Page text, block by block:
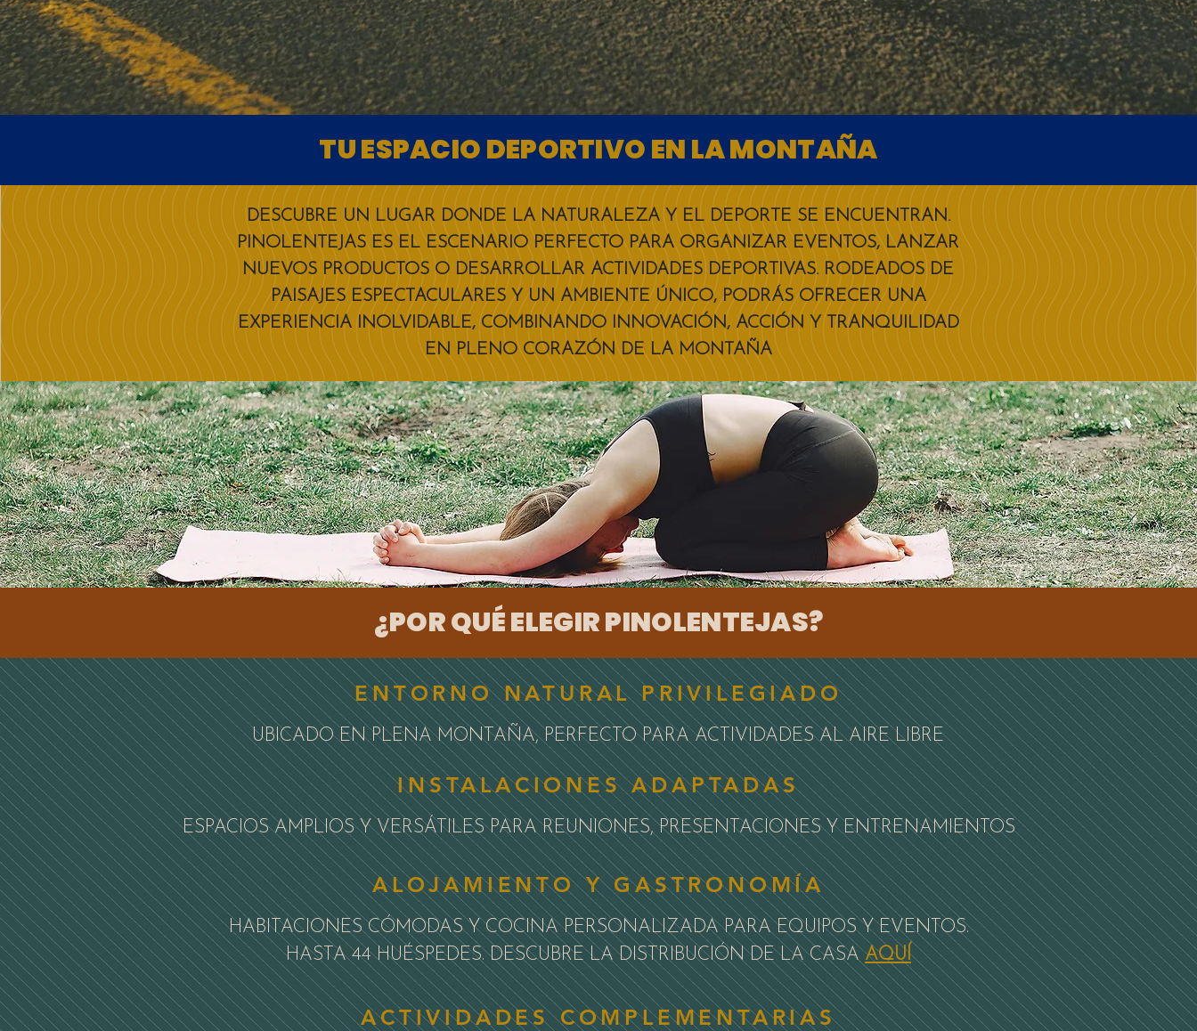
TU ESPACIO DEPORTIVO EN LA MONTAÑA
DESCUBRE UN LUGAR DONDE LA NATURALEZA Y EL DEPORTE SE ENCUENTRAN.
PINOLENTEJAS ES EL ESCENARIO PERFECTO PARA ORGANIZAR EVENTOS, LANZAR
NUEVOS PRODUCTOS O DESARROLLAR ACTIVIDADES DEPORTIVAS. RODEADOS DE
PAISAJES ESPECTACULARES Y UN AMBIENTE ÚNICO, PODRÁS OFRECER UNA
EXPERIENCIA INOLVIDABLE, COMBINANDO INNOVACIÓN, ACCIÓN Y TRANQUILIDAD
EN PLENO CORAZÓN DE LA MONTAÑA
¿POR QUÉ ELEGIR PINOLENTEJAS?
ENTORNO NATURAL PRIVILEGIADO
UBICADO EN PLENA MONTAÑA, PERFECTO PARA ACTIVIDADES AL AIRE LIBRE
INSTALACIONES ADAPTADAS
ESPACIOS AMPLIOS Y VERSÁTILES PARA REUNIONES, PRESENTACIONES Y ENTRENAMIENTOS
ALOJAMIENTO Y GASTRONOMÍA
HABITACIONES CÓMODAS Y COCINA PERSONALIZADA PARA EQUIPOS Y EVENTOS.
HASTA 44 HUÉSPEDES. DESCUBRE LA DISTRIBUCIÓN DE LA CASAAQUÍ
ACTIVIDADES COMPLEMENTARIAS